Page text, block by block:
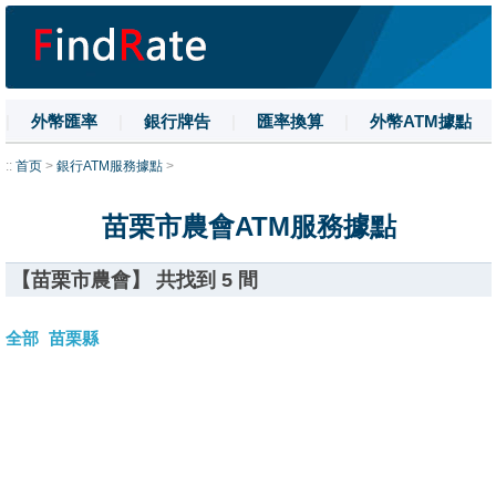
外幣匯率 銀行牌告 匯率換算 外幣ATM據點
| 名詞解釋 | 換匯技巧
:: 首页 > 銀行ATM服務據點 >
苗栗市農會ATM服務據點
【苗栗市農會】 共找到 5 間
全部 苗栗縣